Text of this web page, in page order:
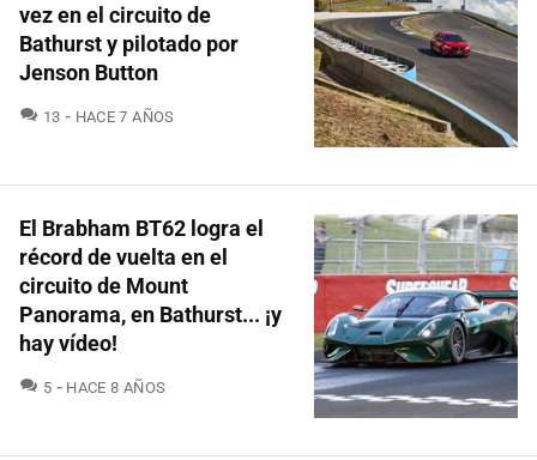
vez en el circuito de
Bathurst y pilotado por
Jenson Button
13 COMENTARIOS
HACE 7 AÑOS
El Brabham BT62 logra el
récord de vuelta en el
circuito de Mount
Panorama, en Bathurst... ¡y
hay vídeo!
5 COMENTARIOS
HACE 8 AÑOS